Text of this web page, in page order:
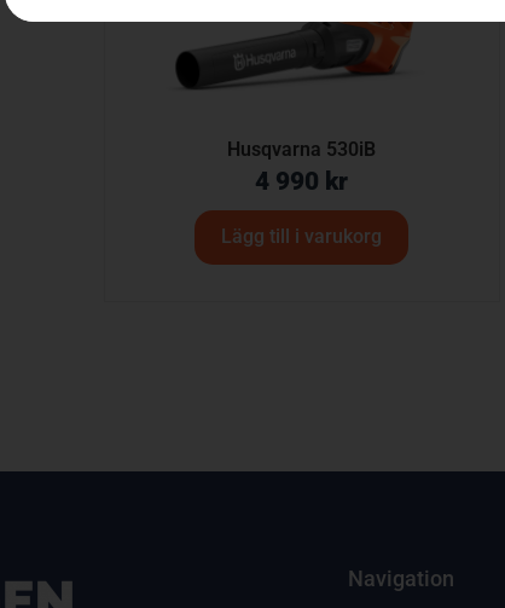
Husqvarna 530iB
4 990 kr
Lägg till i varukorg
Navigation